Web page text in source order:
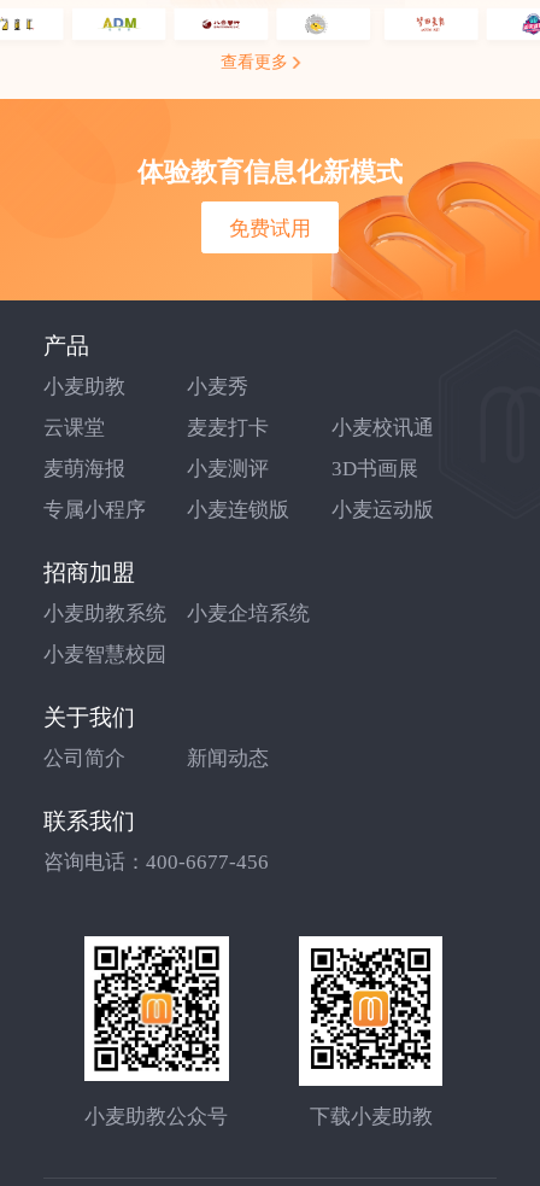
查看更多
体验教育信息化新模式
免费试用
产品
小麦助教
小麦秀
云课堂
麦麦打卡
小麦校讯通
麦萌海报
小麦测评
3D书画展
专属小程序
小麦连锁版 小麦运动版
招商加盟
小麦助教系统
小麦企培系统
小麦智慧校园
关于我们
公司简介 新闻动态
联系我们
咨询电话： 400-6677-456
小麦助教公众号 下载小麦助教